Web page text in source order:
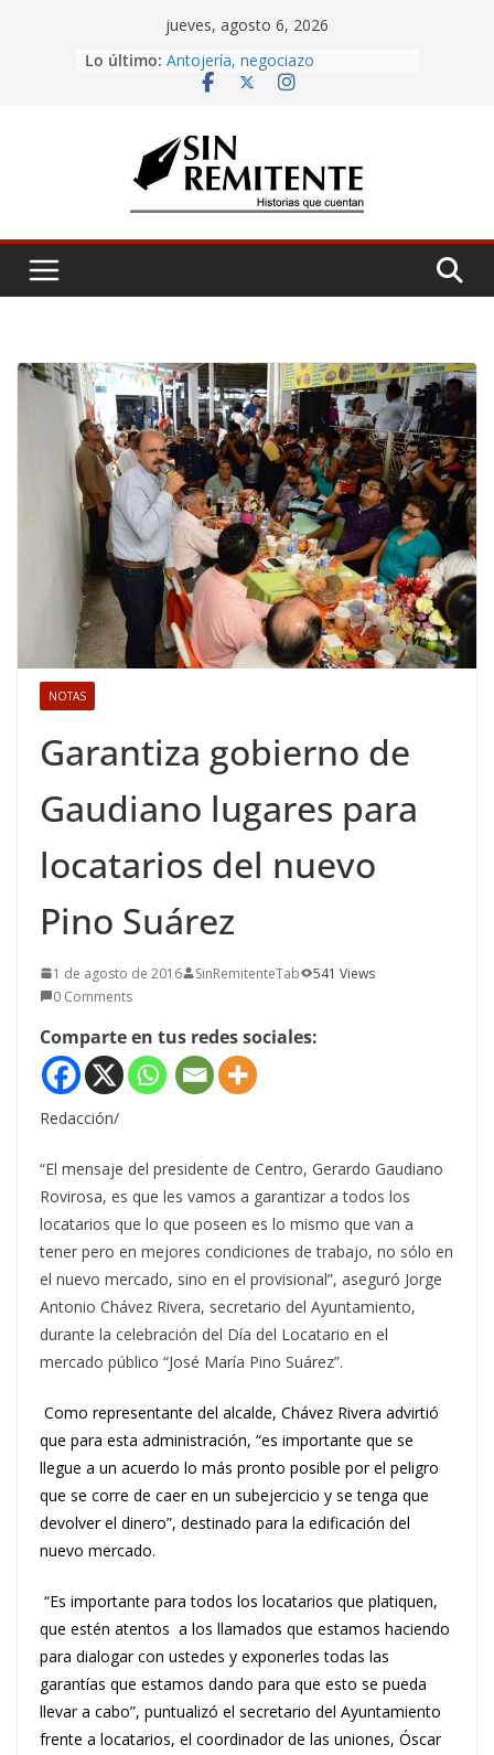
jueves, agosto 6, 2026
Lo último: Amor eterno
Antojería, negociazo
Misa de 12
NOTAS
Garantiza gobierno de
Gaudiano lugares para
locatarios del nuevo
Pino Suárez
1 de agosto de 2016 SinRemitenteTab
541 Views
0 Comments
Comparte en tus redes sociales:
Redacción/
“El mensaje del presidente de Centro, Gerardo Gaudiano
Rovirosa, es que les vamos a garantizar a todos los
locatarios que lo que poseen es lo mismo que van a
tener pero en mejores condiciones de trabajo, no sólo en
el nuevo mercado, sino en el provisional”, aseguró Jorge
Antonio Chávez Rivera, secretario del Ayuntamiento,
durante la celebración del Día del Locatario en el
mercado público “José María Pino Suárez”.
Como representante del alcalde, Chávez Rivera advirtió
que para esta administración, “es importante que se
llegue a un acuerdo lo más pronto posible por el peligro
que se corre de caer en un subejercicio y se tenga que
devolver el dinero”, destinado para la edificación del
nuevo mercado.
“Es importante para todos los locatarios que platiquen,
que estén atentos a los llamados que estamos haciendo
para dialogar con ustedes y exponerles todas las
garantías que estamos dando para que esto se pueda
llevar a cabo”, puntualizó el secretario del Ayuntamiento
frente a locatarios, el coordinador de las uniones, Óscar